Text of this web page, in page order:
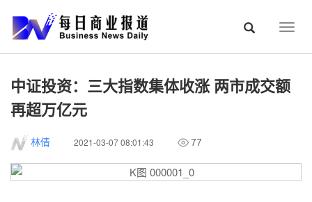
中证投资：三大指数集体收涨 两市成交额
再超万亿元
林倩 2021-03-07 08:01:43 77